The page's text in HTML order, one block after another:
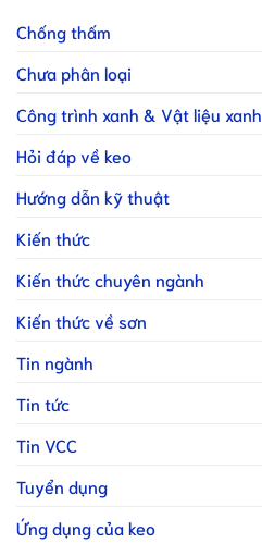
Chống thấm
Chưa phân loại
Công trình xanh & Vật liệu xanh
Hỏi đáp về keo
Hướng dẫn kỹ thuật
Kiến thức
Kiến thức chuyên ngành
Kiến thức về sơn
Tin ngành
Tin tức
Tin VCC
Tuyển dụng
Ứng dụng của keo